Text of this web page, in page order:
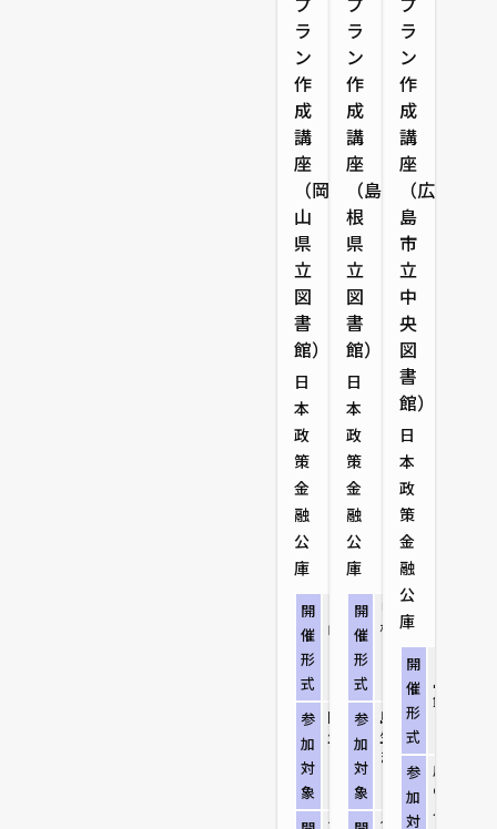
ラ
ン
作
成
講
座
（岡
山
県
立
図
書
館）
日
本
政
策
金
融
公
庫
開
催
形
式
リアル開催（岡
山県立図書館）
参
加
対
象
岡山県内の高校
生等のグループ
または個人
2026/8/7（金）
ラ
ン
作
成
講
座
（島
根
県
立
図
書
館）
日
本
政
策
金
融
公
庫
開
催
形
式
リアル開催（島
根県立図書館）
参
加
対
象
島根県内の高校
生等のグループ
または個人
2026/8/12（水）
ラ
ン
作
成
講
座
（広
島
市
立
中
央
図
書
館）
日
本
政
策
金
融
公
庫
開
催
形
式
島市立中
館）
参
加
対
広島市及
の高校生
ループま